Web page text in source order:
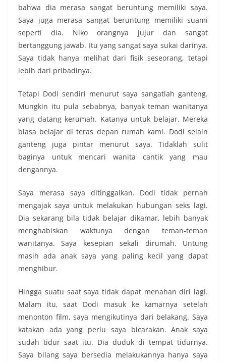
bahwa dia merasa sangat beruntung memiliki saya.
Saya juga merasa sangat beruntung memiliki suami
seperti dia. Niko orangnya jujur dan sangat
bertanggung jawab. Itu yang sangat saya sukai darinya.
Saya tidak hanya melihat dari fisik seseorang, tetapi
lebih dari pribadinya.
Tetapi Dodi sendiri menurut saya sangatlah ganteng.
Mungkin itu pula sebabnya, banyak teman wanitanya
yang datang kerumah. Katanya untuk belajar. Mereka
biasa belajar di teras depan rumah kami. Dodi selain
ganteng juga pintar menurut saya. Tidaklah sulit
baginya untuk mencari wanita cantik yang mau
dengannya.
Saya merasa saya ditinggalkan. Dodi tidak pernah
mengajak saya untuk melakukan hubungan seks lagi.
Dia sekarang bila tidak belajar dikamar, lebih banyak
menghabiskan waktunya dengan teman-teman
wanitanya. Saya kesepian sekali dirumah. Untung
masih ada anak saya yang paling kecil yang dapat
menghibur.
Hingga suatu saat saya tidak dapat menahan diri lagi.
Malam itu, saat Dodi masuk ke kamarnya setelah
menonton film, saya mengikutinya dari belakang. Saya
katakan ada yang perlu saya bicarakan. Anak saya
sudah tidur saat itu. Dia duduk di tempat tidurnya.
Saya bilang saya bersedia melakukannya hanya saya